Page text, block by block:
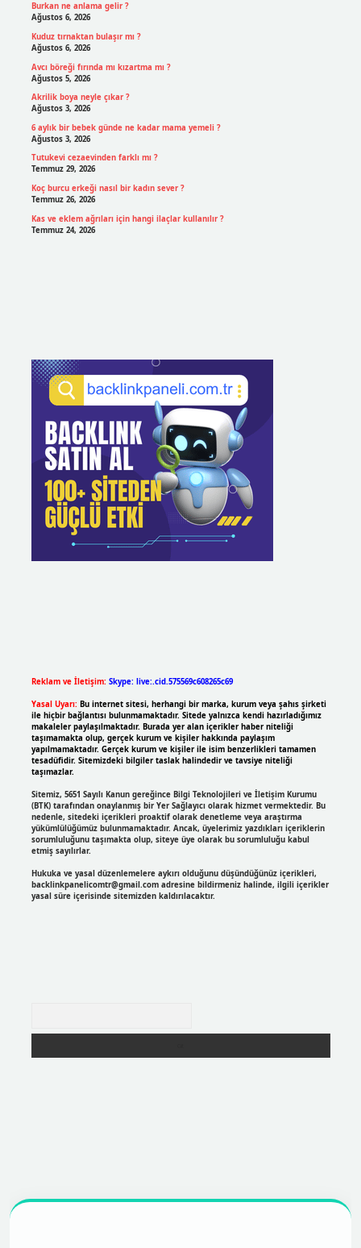
Burkan ne anlama gelir ?
Ağustos 6, 2026
Kuduz tırnaktan bulaşır mı ?
Ağustos 6, 2026
Avcı böreği fırında mı kızartma mı ?
Ağustos 5, 2026
Akrilik boya neyle çıkar ?
Ağustos 3, 2026
6 aylık bir bebek günde ne kadar mama yemeli ?
Ağustos 3, 2026
Tutukevi cezaevinden farklı mı ?
Temmuz 29, 2026
Koç burcu erkeği nasıl bir kadın sever ?
Temmuz 26, 2026
Kas ve eklem ağrıları için hangi ilaçlar kullanılır ?
Temmuz 24, 2026
Reklam ve İletişim: Skype: live:.cid.575569c608265c69
Yasal Uyarı: Bu internet sitesi, herhangi bir marka, kurum veya şahıs şirketi
ile hiçbir bağlantısı bulunmamaktadır. Sitede yalnızca kendi hazırladığımız
makaleler paylaşılmaktadır. Burada yer alan içerikler haber niteliği
taşımamakta olup, gerçek kurum ve kişiler hakkında paylaşım
yapılmamaktadır. Gerçek kurum ve kişiler ile isim benzerlikleri tamamen
tesadüfidir. Sitemizdeki bilgiler taslak halindedir ve tavsiye niteliği
taşımazlar.
Sitemiz, 5651 Sayılı Kanun gereğince Bilgi Teknolojileri ve İletişim Kurumu
(BTK) tarafından onaylanmış bir Yer Sağlayıcı olarak hizmet vermektedir. Bu
nedenle, sitedeki içerikleri proaktif olarak denetleme veya araştırma
yükümlülüğümüz bulunmamaktadır. Ancak, üyelerimiz yazdıkları içeriklerin
sorumluluğunu taşımakta olup, siteye üye olarak bu sorumluluğu kabul
etmiş sayılırlar.
Hukuka ve yasal düzenlemelere aykırı olduğunu düşündüğünüz içerikleri,
backlinkpanelicomtr@gmail.comadresine bildirmeniz halinde, ilgili içerikler
yasal süre içerisinde sitemizden kaldırılacaktır.